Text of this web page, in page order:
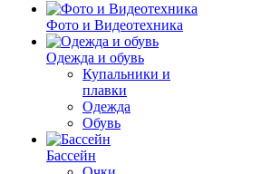
Фото и Видеотехника
Одежда и обувь
Купальники и
плавки
Одежда
Обувь
Бассейн